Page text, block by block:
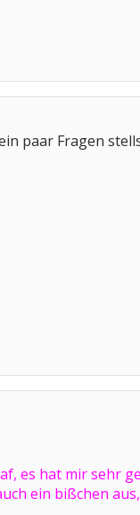
paar Fragen
es hat mir sehr
ein bißchen